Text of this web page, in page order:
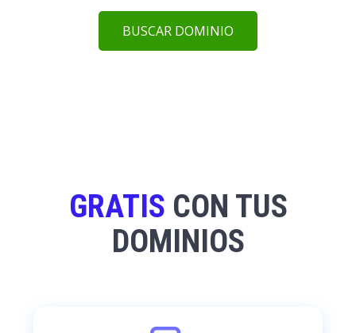
BUSCAR DOMINIO
GRATIS CON TUS
DOMINIOS